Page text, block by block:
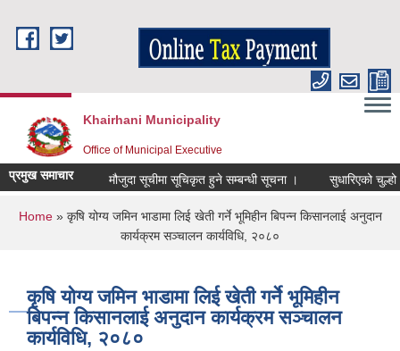
Khairhani Municipality
Office of Municipal Executive
प्रमुख समाचार मौजुदा सूचीमा सूचिकृत हुने सम्बन्धी सूचना । सुधारिएको चुल्हो
You are here
Home» कृषि योग्य जमिन भाडामा लिई खेती गर्ने भूमिहीन बिपन्न किसानलाई अनुदान
कार्यक्रम सञ्चालन कार्यविधि, २०८०
कृषि योग्य जमिन भाडामा लिई खेती गर्ने भूमिहीन
बिपन्न किसानलाई अनुदान कार्यक्रम सञ्चालन
कार्यविधि, २०८०